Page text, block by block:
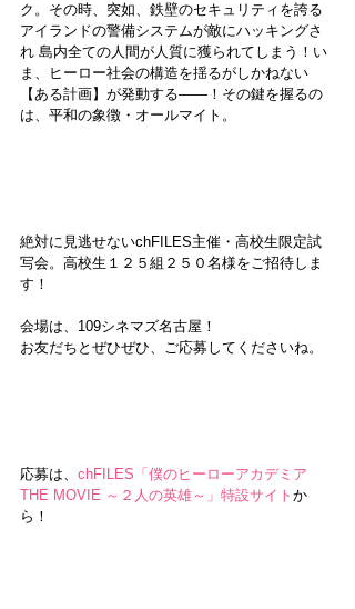
ク。その時、突如、鉄壁のセキュリティを誇る
アイランドの警備システムが敵にハッキングさ
れ 島内全ての人間が人質に獲られてしまう！い
ま、ヒーロー社会の構造を揺るがしかねない
【ある計画】が発動する——！その鍵を握るの
は、平和の象徴・オールマイト。
絶対に見逃せないchFILES主催・高校生限定試
写会。高校生１２５組２５０名様をご招待しま
す！
会場は、109シネマズ名古屋！
お友だちとぜひぜひ、ご応募してくださいね。
応募は、 chFILES「僕のヒーローアカデミア
THE MOVIE ～２人の英雄～」特設サイト か
ら！